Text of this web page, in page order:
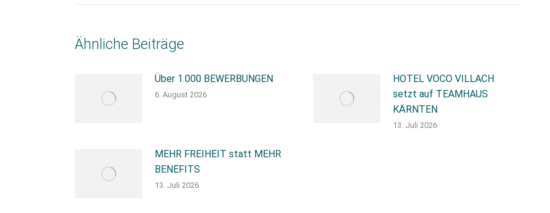
Ähnliche Beiträge
Über 1.000 BEWERBUNGEN
6. August 2026
HOTEL VOCO VILLACH
setzt auf TEAMHAUS
KÄRNTEN
13. Juli 2026
MEHR FREIHEIT statt MEHR
BENEFITS
13. Juli 2026